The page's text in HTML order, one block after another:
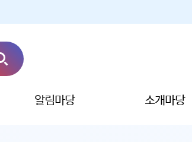
알림마당 소개마당